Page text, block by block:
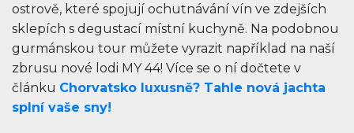
ostrově, které spojují ochutnávání vín ve zdejších
sklepích s degustací místní kuchyně. Na podobnou
gurmánskou tour můžete vyrazit například na naší
zbrusu nové lodi MY 44! Více se o ní dočtete v
článku Chorvatsko luxusně? Tahle nová jachta
splní vaše sny!